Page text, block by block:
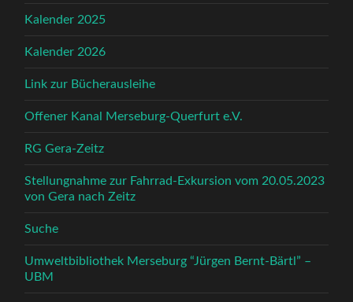
Kalender 2025
Kalender 2026
Link zur Bücherausleihe
Offener Kanal Merseburg-Querfurt e.V.
RG Gera-Zeitz
Stellungnahme zur Fahrrad-Exkursion vom 20.05.2023
von Gera nach Zeitz
Suche
Umweltbibliothek Merseburg “Jürgen Bernt-Bärtl” –
UBM